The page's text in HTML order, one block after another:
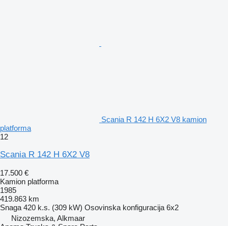
Scania R 142 H 6X2 V8 kamion
platforma
12
Scania R 142 H 6X2 V8
17.500 €
Kamion platforma
1985
419.863 km
Snaga 420 k.s. (309 kW) Osovinska konfiguracija 6x2
Nizozemska, Alkmaar